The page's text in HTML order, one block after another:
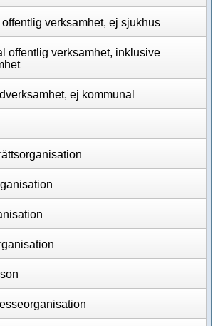
verksamhet, ej sjukhus
offentlig verksamhet, inklusive
ej kommunal